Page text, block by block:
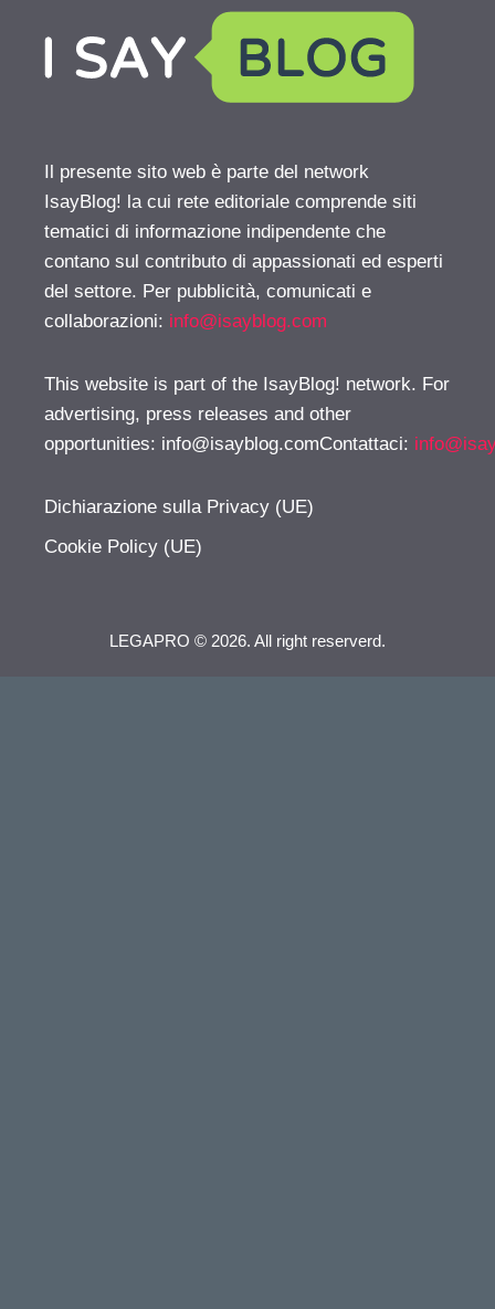
Il presente sito web è parte del network
IsayBlog! la cui rete editoriale comprende siti
tematici di informazione indipendente che
contano sul contributo di appassionati ed esperti
del settore. Per pubblicità, comunicati e
collaborazioni: info@isayblog.com
This website is part of the IsayBlog! network. For
advertising, press releases and other
opportunities: info@isayblog.comContattaci:
Dichiarazione sulla Privacy (UE)
Cookie Policy (UE)
LEGAPRO © 2026. All right reserverd.